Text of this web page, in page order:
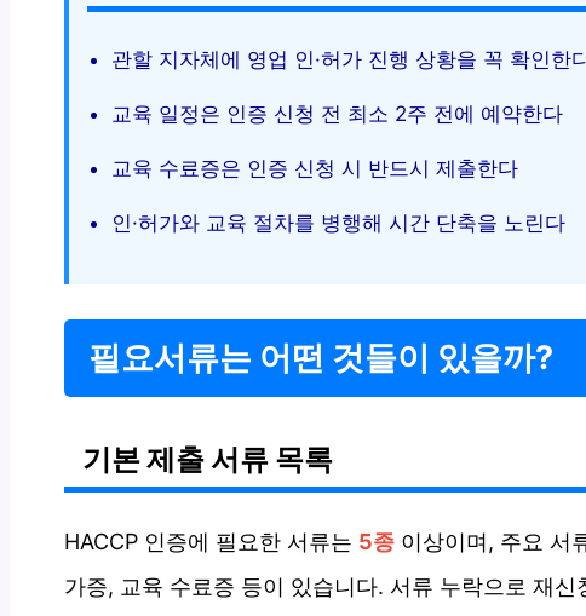
관할 지자체에 영업 인·허가 진행 상황을 꼭 확인한
교육 일정은 인증 신청 전 최소 2주 전에 예약한다
교육 수료증은 인증 신청 시 반드시 제출한다
인·허가와 교육 절차를 병행해 시간 단축을 노린다
필요서류는 어떤 것들이 있을까?
기본 제출 서류 목록
HACCP 인증에 필요한 서류는 5종 이상이며, 주요 서
가증, 교육 수료증 등이 있습니다. 서류 누락으로 재